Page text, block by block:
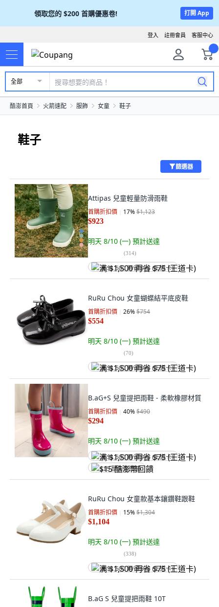
領取您的 $200 首購優惠卷! 打開 App
客服中心
註冊會員
登入
全部
酷澎首頁 火箭速配 服飾 女童 鞋子
鞋子
篩選器
Attipas 兒童輕量防滑雨鞋
首購折扣價 17%$1,123
$923
明天 8/10 (一) 預計送達
(314)
满 $1,500 再省 $75 (王道卡)
RuRu Chou 女童蝴蝶結平底皮鞋
首購折扣價 26%$754
$554
明天 8/10 (一) 預計送達
(70)
满 $1,500 再省 $75 (王道卡)
B.aG+S 兒童提把雨鞋 - 柔軟橡膠材質
首購折扣價 40%$490
$294
明天 8/10 (一) 預計送達
满 $1,500 再省 $75 (王道卡)
$15 酷澎幣回饋
RuRu Chou 女童款基本鑲鑽鞋跟鞋
首購折扣價 15%$1,304
$1,104
明天 8/10 (一) 預計送達
(338)
满 $1,500 再省 $75 (王道卡)
B.aG S 兒童提把雨鞋 10T